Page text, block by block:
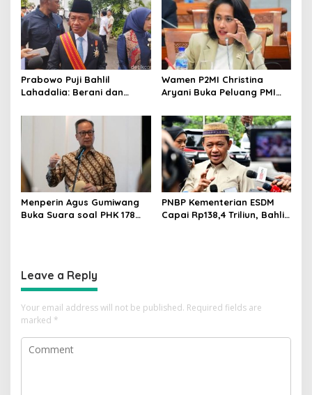
Prabowo Puji Bahlil
Lahadalia: Berani dan
88–89
Wamen P2MI Christina
Aryani Buka Peluang PMI
dan Syaratnya
Menperin Agus Gumiwang
Buka Suara soal PHK 178
PNBP Kementerian ESDM
Capai Rp138,4 Triliun, Bahlil
Leave a Reply
Your email address will not be published. Required fields are
marked *